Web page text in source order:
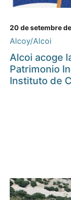
20 de setembre
Alcoy/Alcoi
Alcoi acoge
Patrimonio
Instituto de